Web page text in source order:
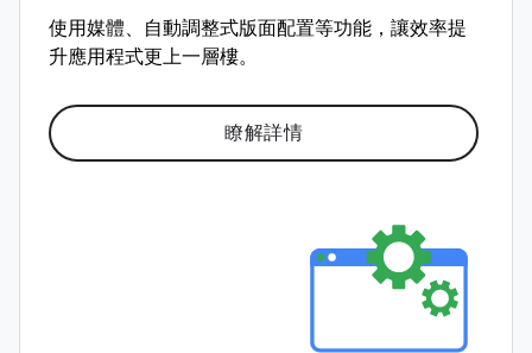
使用媒體、自動調整式版面配置等功能，讓效率提
升應用程式更上一層樓。
瞭解詳情